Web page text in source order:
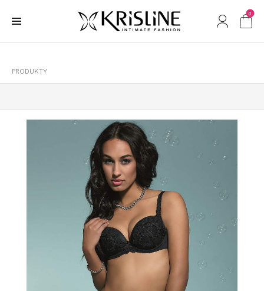
0
PRODUKTY